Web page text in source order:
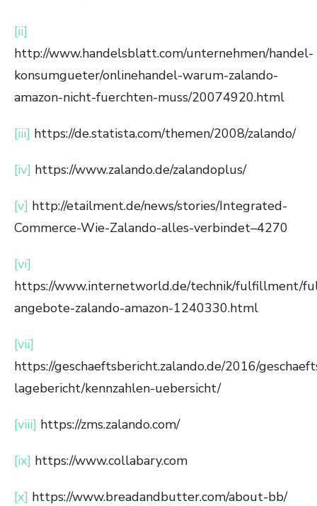
[ii]
http://www.handelsblatt.com/unternehmen/handel-
konsumgueter/onlinehandel-warum-zalando-
amazon-nicht-fuerchten-muss/20074920.html
[iii] https://de.statista.com/themen/2008/zalando/
[iv] https://www.zalando.de/zalandoplus/
[v] http://etailment.de/news/stories/Integrated-
Commerce-Wie-Zalando-alles-verbindet–4270
[vi]
https://www.internetworld.de/technik/fulfillment/
angebote-zalando-amazon-1240330.html
[vii]
https://geschaeftsbericht.zalando.de/2016/
lagebericht/kennzahlen-uebersicht/
[viii] https://zms.zalando.com/
[ix] https://www.collabary.com
[x] https://www.breadandbutter.com/about-bb/